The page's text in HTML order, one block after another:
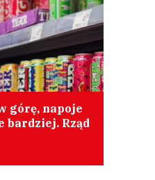
górę, napoje
bardziej. Rząd